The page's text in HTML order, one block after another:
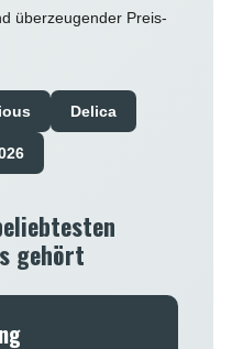
überzeugender Preis-
Delica
gehört